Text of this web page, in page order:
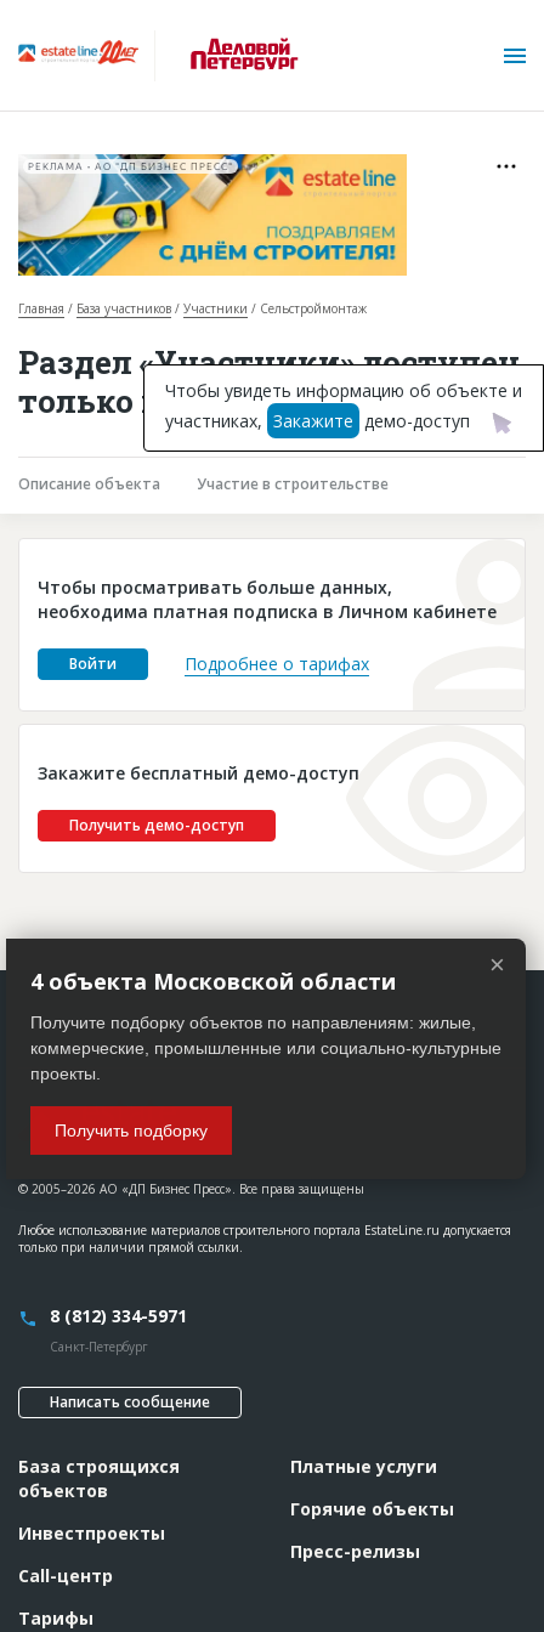
Горячие объекты
База строящихся объектов
Инвестпроекты
Глоссарий
Платные услуги
Пресс-релизы
РЕКЛАМА • АО "ДП БИЗНЕС ПРЕСС"
Главная База участников Участники Сельстроймонтаж
Раздел «Участники» доступен
только подписчикам
Описание объекта Участие в строительстве
Чтобы просматривать больше данных,
необходима платная подписка в Личном кабинете
Войти Подробнее о тарифах
Закажите бесплатный демо-доступ
Получить демо-доступ
Чтобы увидеть информацию об объекте и
участниках, Закажите демо-доступ
© 2005–2026 АО «ДП Бизнес Пресс». Все права защищены
Любое использование материалов строительного портала EstateLine.ru допускается
только при наличии прямой ссылки.
8 (812) 334-5971
Санкт-Петербург
Написать сообщение
База строящихся
объектов
Инвестпроекты
Call-центр
Тарифы
Платные услуги
Горячие объекты
Пресс-релизы
×
4 объекта Московской области
Получите подборку объектов по направлениям: жилые,
коммерческие, промышленные или социально-культурные
проекты.
Получить подборку